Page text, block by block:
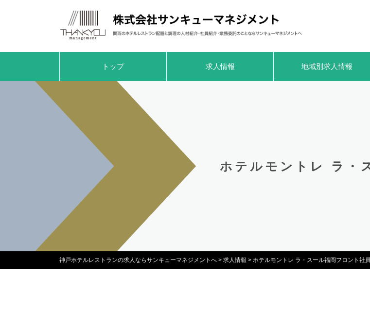
トップ 求人情報 地域別求人情報
ホテルモントレ ラ・
神戸ホテルレストランの求人ならサンキューマネジメントへ > 求人情報 > ホテルモントレ ラ・スール福岡フロント社員